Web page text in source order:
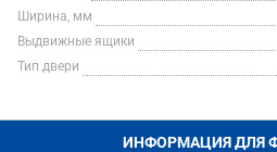
Ширина, мм
Выдвижные ящики
Тип двери
ИНФОРМАЦИЯ ДЛЯ